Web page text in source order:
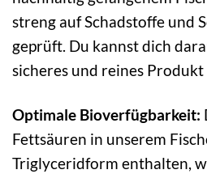
streng auf Schadstoffe und
geprüft. Du kannst dich
sicheres und reines
Optimale Bioverfügbarkeit:
Fettsäuren in unserem
Triglyceridform enthalten,